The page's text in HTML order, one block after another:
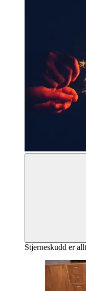
Stjerneskudd er